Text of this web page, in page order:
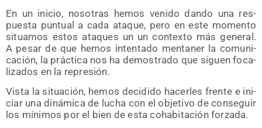
En un ini­cio, noso­tras hemos veni­do dan­do una res­
pues­ta pun­tual a cada ata­que, pero en este momen­to
situa­mos estos ata­ques un un con­tex­to más gene­ral.
A pesar de que hemos inten­ta­do men­ta­ner la comu­ni­
ca­ción, la prác­ti­ca nos ha demos­tra­do que siguen foca­
li­za­dos en la represión.
Vis­ta la situa­ción, hemos deci­di­do hacer­les fren­te e ini­
ciar una diná­mi­ca de lucha con el obje­ti­vo de con­se­guir
los míni­mos por el bien de esta coha­bi­ta­ción forzada.